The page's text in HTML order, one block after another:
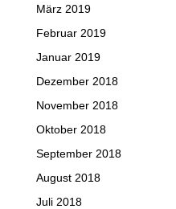
März 2019
Februar 2019
Januar 2019
Dezember 2018
November 2018
Oktober 2018
September 2018
August 2018
Juli 2018